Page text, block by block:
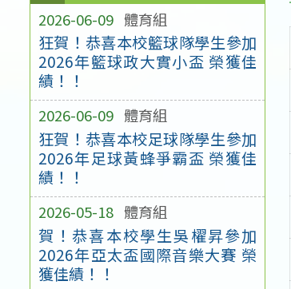
2026-06-09 體育組
狂賀！恭喜本校籃球隊學生參加
2026年籃球政大實小盃 榮獲佳
績！！
2026-06-09 體育組
狂賀！恭喜本校足球隊學生參加
2026年足球黃蜂爭霸盃 榮獲佳
績！！
2026-05-18 體育組
賀！恭喜本校學生吳櫂昇參加
2026年亞太盃國際音樂大賽 榮
獲佳績！！